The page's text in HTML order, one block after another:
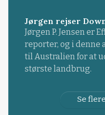
Jørgen rejser
Jørgen P. Jensen er
reporter, og i denne
til Australien for at
største landbrug.
Se